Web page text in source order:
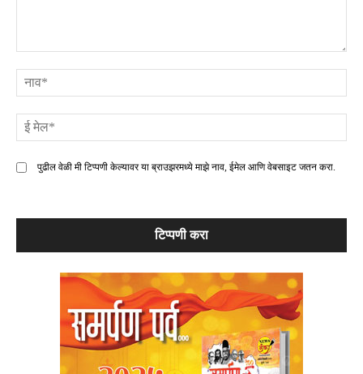
पुढील वेळी मी टिप्पणी केल्यावर या ब्राउझरमध्ये माझे नाव, ईमेल आणि वेबसाइट जतन करा.